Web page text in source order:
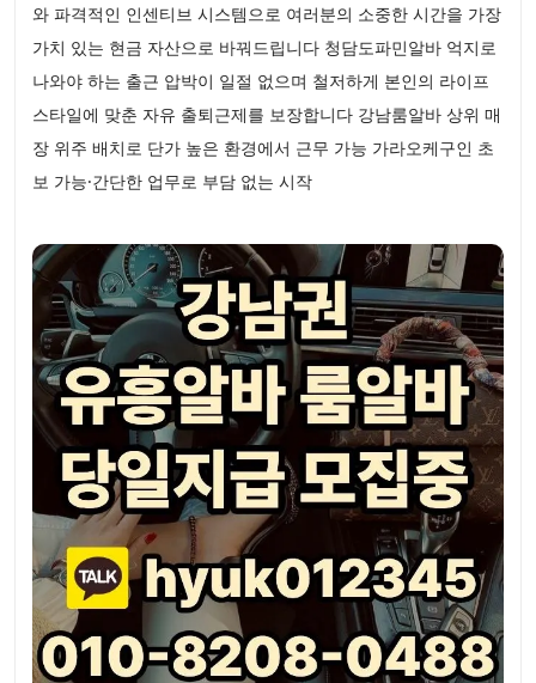
와 파격적인 인센티브 시스템으로 여러분의 소중한 시간을 가장
가치 있는 현금 자산으로 바꿔드립니다 청담도파민알바 억지로
나와야 하는 출근 압박이 일절 없으며 철저하게 본인의 라이프
스타일에 맞춘 자유 출퇴근제를 보장합니다 강남룸알바 상위 매
장 위주 배치로 단가 높은 환경에서 근무 가능 가라오케구인 초
보 가능·간단한 업무로 부담 없는 시작